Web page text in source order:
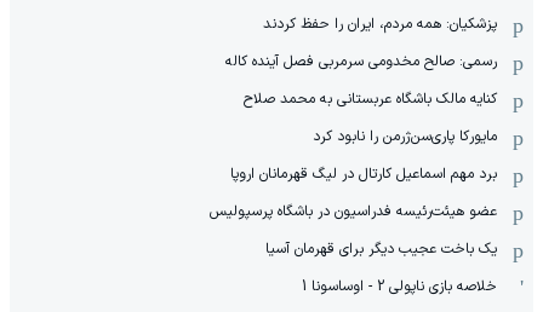
پزشکیان: همه مردم، ایران را حفظ کردند
رسمی: صالح مخدومی سرمربی فصل آینده کاله
کنایه مالک باشگاه عربستانی به محمد صلاح
مایورکا پاری‌سن‌ژرمن را نابود کرد
برد مهم اسماعیل کارتال در لیگ قهرمانان اروپا
عضو هیئت‌رئیسه فدراسیون در باشگاه پرسپولیس
یک باخت عجیب دیگر برای قهرمان آسیا
خلاصه بازی ناپولی 2 - اوساسونا 1